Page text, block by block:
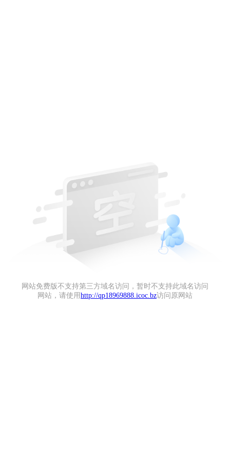
网站免费版不支持第三方域名访问，暂时不支持此域名访问
网站，请使用 http://qp18969888.icoc.bz访问原网站